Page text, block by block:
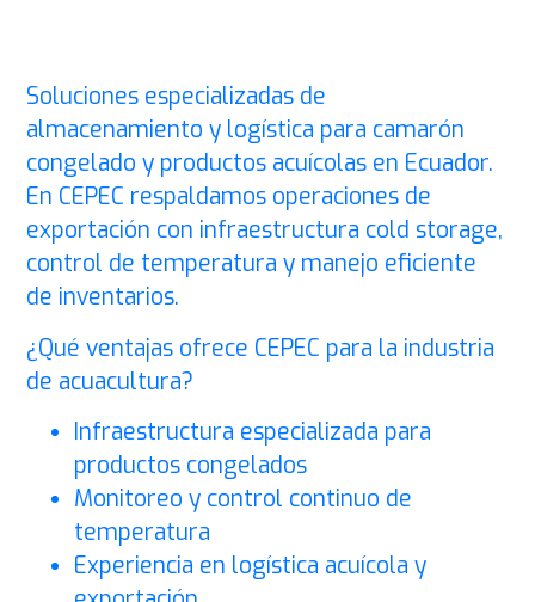
Soluciones especializadas de
almacenamiento y logística para camarón
congelado y productos acuícolas en Ecuador.
En CEPEC respaldamos operaciones de
exportación con infraestructura cold storage,
control de temperatura y manejo eficiente
de inventarios.
¿Qué ventajas ofrece CEPEC para la industria
de acuacultura?
Infraestructura especializada para
productos congelados
Monitoreo y control continuo de
temperatura
Experiencia en logística acuícola y